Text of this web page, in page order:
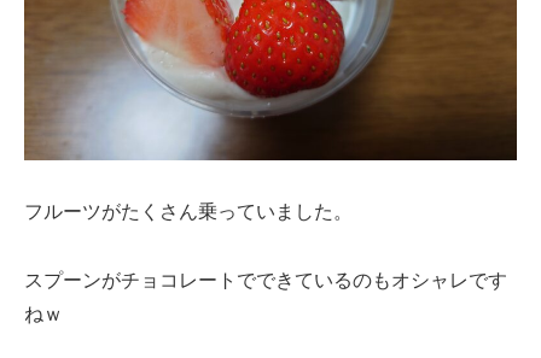
フルーツがたくさん乗っていました。
スプーンがチョコレートでできているのもオシャレです
ねｗ